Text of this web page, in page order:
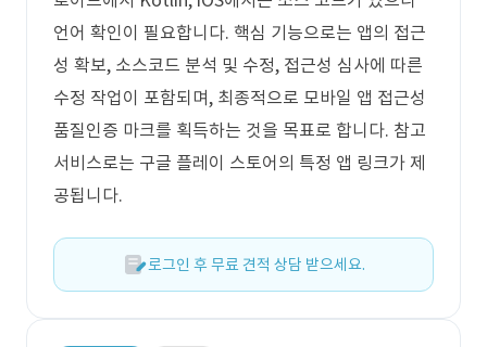
언어 확인이 필요합니다. 핵심 기능으로는 앱의 접근
성 확보, 소스코드 분석 및 수정, 접근성 심사에 따른
수정 작업이 포함되며, 최종적으로 모바일 앱 접근성
품질인증 마크를 획득하는 것을 목표로 합니다. 참고
서비스로는 구글 플레이 스토어의 특정 앱 링크가 제
공됩니다.
로그인 후 무료 견적 상담 받으세요.